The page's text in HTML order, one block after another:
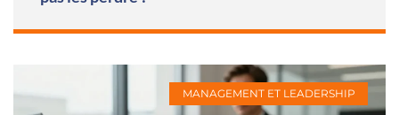
MANAGEMENT ET LEADERSHIP